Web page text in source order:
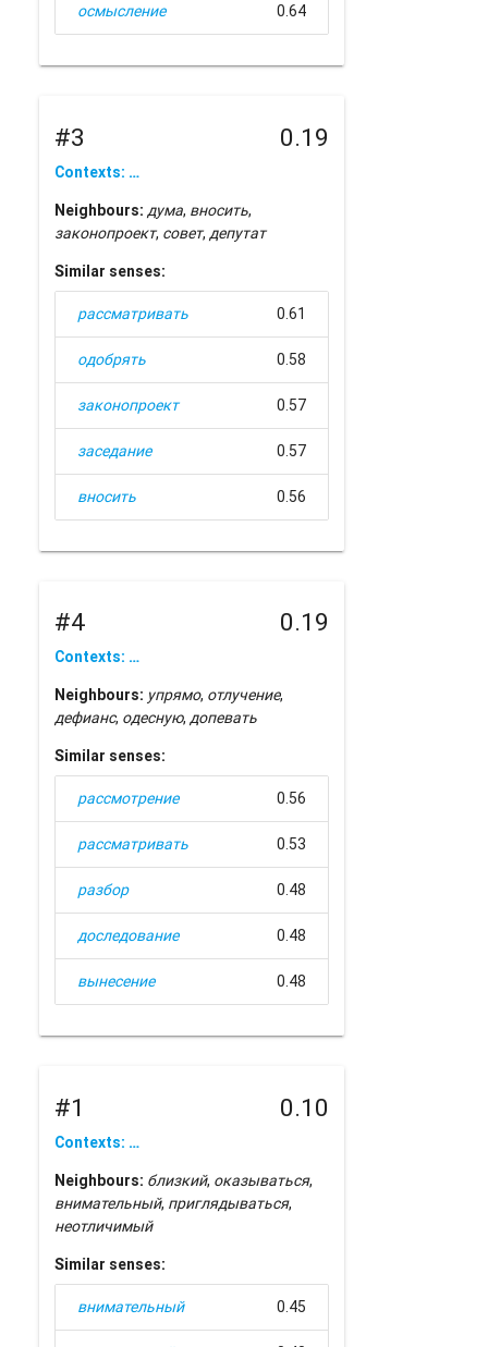
осмысление 0.64
#3 0.19
Contexts: …
Neighbours: дума, вносить,
законопроект, совет,депутат
Similar senses:
рассматривать 0.61
одобрять 0.58
законопроект 0.57
заседание 0.57
вносить 0.56
#4 0.19
Contexts: …
Neighbours: упрямо, отлучение,
дефианс, одесную,допевать
Similar senses:
рассмотрение 0.56
рассматривать 0.53
разбор 0.48
доследование 0.48
вынесение 0.48
#1 0.10
Contexts: …
Neighbours: близкий, оказываться,
внимательный, приглядываться,
неотличимый
Similar senses:
внимательный 0.45